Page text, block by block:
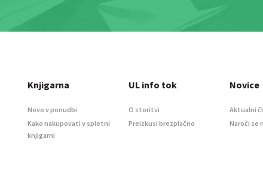
Knjigarna
Novo v ponudbi
Kako nakupovati v spletni
knjigarni
UL info tok
O storitvi
Preizkusi brezplačno
Novice
Aktualni
Naroči se